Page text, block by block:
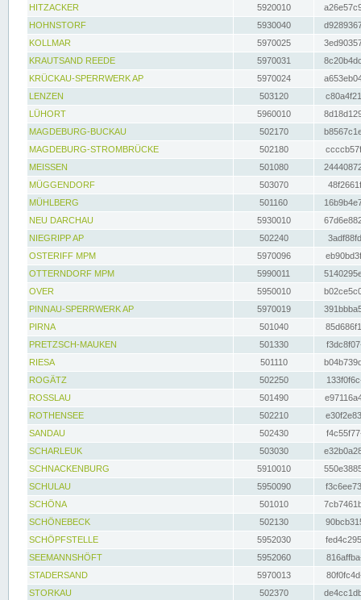
HITZACKER
5920010
HOHNSTORF
5930040
KOLLMAR
5970025
KRAUTSAND REEDE
5970031
KRÜCKAU-SPERRWERK AP
5970024
LENZEN
503120
LÜHORT
5960010
MAGDEBURG-BUCKAU
502170
MAGDEBURG-STROMBRÜCKE
502180
MEISSEN
501080
MÜGGENDORF
503070
MÜHLBERG
501160
NEU DARCHAU
5930010
NIEGRIPP AP
502240
OSTERIFF MPM
5970096
OTTERNDORF MPM
5990011
OVER
5950010
PINNAU-SPERRWERK AP
5970019
PIRNA
501040
PRETZSCH-MAUKEN
501330
RIESA
501110
ROGÄTZ
502250
ROSSLAU
501490
ROTHENSEE
502210
SANDAU
502430
SCHARLEUK
503030
SCHNACKENBURG
5910010
SCHULAU
5950090
SCHÖNA
501010
SCHÖNEBECK
502130
SCHÖPFSTELLE
5952030
SEEMANNSHÖFT
5952060
STADERSAND
5970013
STORKAU
502370